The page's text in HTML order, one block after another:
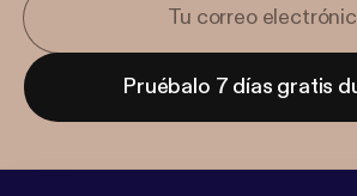
Pruébalo 7 días gratis